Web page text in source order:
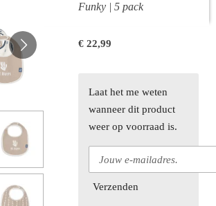
Funky | 5 pack
€ 22,99
Laat het me weten
wanneer dit product
weer op voorraad is.
Verzenden